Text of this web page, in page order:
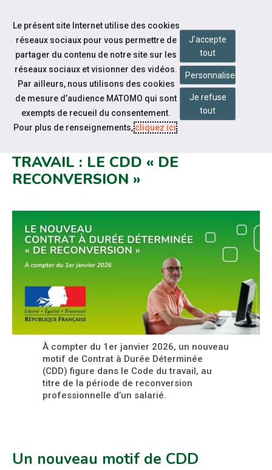
Aller au contenu
Notre actualité
UN NOUVEAU MOTIF DE CDD
TRAVAIL : LE CDD « DE
RECONVERSION »
À compter du 1er janvier 2026, un nouveau
motif de Contrat à Durée Déterminée
(CDD) figure dans le Code du travail, au
titre de la période de reconversion
professionnelle d’un salarié.
Un nouveau motif de CDD
Le présent site Internet utilise des cookies
réseaux sociaux pour vous permettre de
partager du contenu de notre site sur les
réseaux sociaux et visionner des vidéos.
Par ailleurs, nous utilisons des cookies
de mesure d’audience MATOMO qui sont
exempts de recueil du consentement.
Pour plus de renseignements,cliquez ici.
J'accepte
tout
Personnaliser
Je refuse
tout